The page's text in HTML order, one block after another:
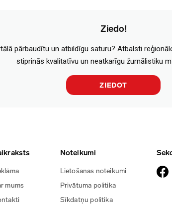
Ziedo!
pārbaudītu un atbildīgu saturu? Atbalsti
stiprinās kvalitatīvu un neatkarīgu žurnālistiku
ZIEDOT
mums
Noteikumi
Lietošanas noteikumi
Privātuma politika
Sīkdatņu politika